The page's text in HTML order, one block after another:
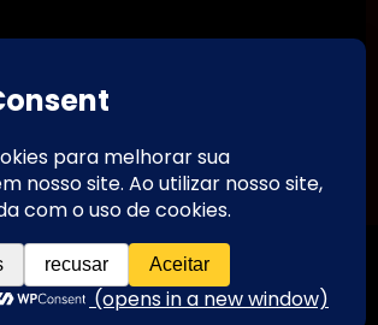
Youtube
Contato
& BlogMotoneiro| 2026 | Powered BySpiceThemes